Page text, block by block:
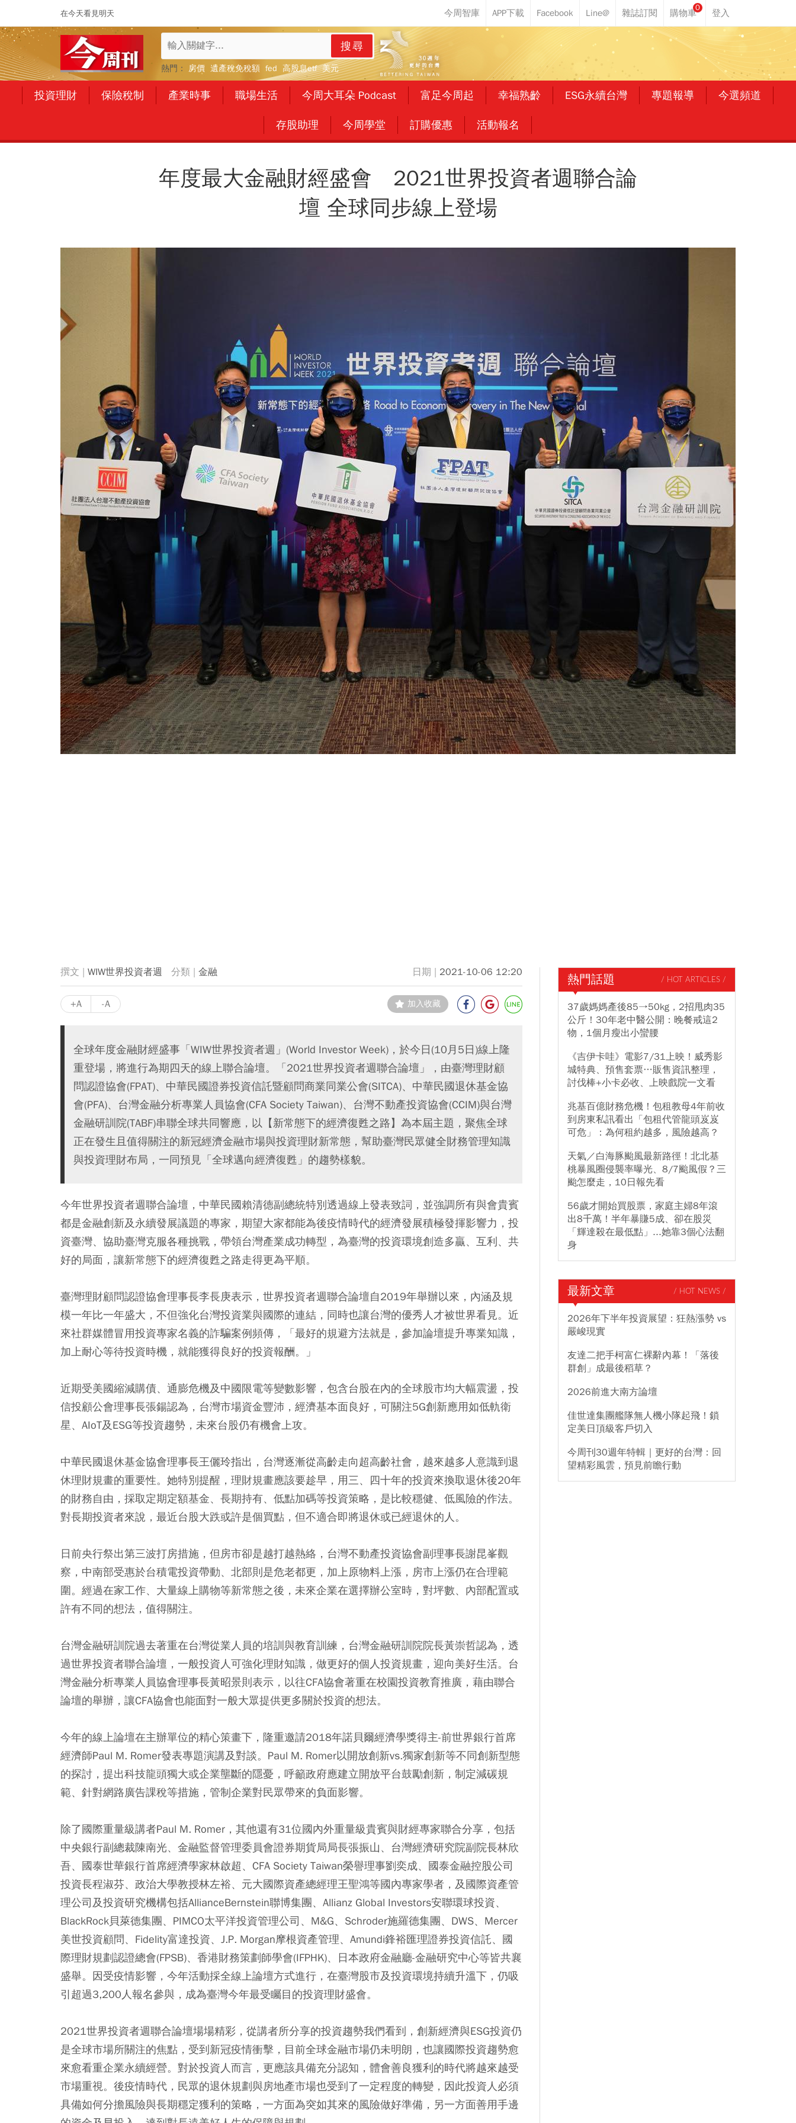
在今天看見明天
0
搜尋
熱門： 房價 遺產稅免稅額 fed 高股息etf 美元
投資理財 保險稅制 產業時事 職場生活 今周大耳朵 Podcast 富足今周起 幸福熟齡 ESG永續台灣 專題報導 今選頻道
存股助理 今周學堂 訂購優惠 活動報名
年度最大金融財經盛會 2021世界投資者週聯合論
壇 全球同步線上登場
WIW世界投資者週 金融 2021-10-06 12:20
+A -A 加入收藏
全球年度金融財經盛事「WIW世界投資者週」(World Investor Week)，於今日(10月5日)線上隆
重登場，將進行為期四天的線上聯合論壇。「2021世界投資者週聯合論壇」，由臺灣理財顧
問認證協會(FPAT)、中華民國證券投資信託暨顧問商業同業公會(SITCA)、中華民國退休基金協
會(PFA)、台灣金融分析專業人員協會(CFA Society Taiwan)、台灣不動產投資協會(CCIM)與台灣
金融研訓院(TABF)串聯全球共同響應，以【新常態下的經濟復甦之路】為本屆主題，聚焦全球
正在發生且值得關注的新冠經濟金融市場與投資理財新常態，幫助臺灣民眾健全財務管理知識
與投資理財布局，一同預見「全球邁向經濟復甦」的趨勢樣貌。
今年世界投資者週聯合論壇，中華民國賴清德副總統特別透過線上發表致詞，並強調所有與會貴賓
都是金融創新及永續發展議題的專家，期望大家都能為後疫情時代的經濟發展積極發揮影響力，投
資臺灣、協助臺灣克服各種挑戰，帶領台灣產業成功轉型，為臺灣的投資環境創造多贏、互利、共
好的局面，讓新常態下的經濟復甦之路走得更為平順。
臺灣理財顧問認證協會理事長李長庚表示，世界投資者週聯合論壇自2019年舉辦以來，內涵及規
模一年比一年盛大，不但強化台灣投資業與國際的連結，同時也讓台灣的優秀人才被世界看見。近
來社群媒體冒用投資專家名義的詐騙案例頻傳，「最好的規避方法就是，參加論壇提升專業知識，
加上耐心等待投資時機，就能獲得良好的投資報酬。」
近期受美國縮減購債、通膨危機及中國限電等變數影響，包含台股在內的全球股市均大幅震盪，投
信投顧公會理事長張鍚認為，台灣市場資金豐沛，經濟基本面良好，可關注5G創新應用如低軌衛
星、AIoT及ESG等投資趨勢，未來台股仍有機會上攻。
中華民國退休基金協會理事長王儷玲指出，台灣逐漸從高齡走向超高齡社會，越來越多人意識到退
休理財規畫的重要性。她特別提醒，理財規畫應該要趁早，用三、四十年的投資來換取退休後20年
的財務自由，採取定期定額基金、長期持有、低點加碼等投資策略，是比較穩健、低風險的作法。
對長期投資者來說，最近台股大跌或許是個買點，但不適合即將退休或已經退休的人。
日前央行祭出第三波打房措施，但房市卻是越打越熱絡，台灣不動產投資協會副理事長謝昆峯觀
察，中南部受惠於台積電投資帶動、北部則是危老都更，加上原物料上漲，房市上漲仍在合理範
圍。經過在家工作、大量線上購物等新常態之後，未來企業在選擇辦公室時，對坪數、內部配置或
許有不同的想法，值得關注。
台灣金融研訓院過去著重在台灣從業人員的培訓與教育訓練，台灣金融研訓院院長黃崇哲認為，透
過世界投資者聯合論壇，一般投資人可強化理財知識，做更好的個人投資規畫，迎向美好生活。台
灣金融分析專業人員協會理事長黃昭景則表示，以往CFA協會著重在校園投資教育推廣，藉由聯合
論壇的舉辦，讓CFA協會也能面對一般大眾提供更多關於投資的想法。
今年的線上論壇在主辦單位的精心策畫下，隆重邀請2018年諾貝爾經濟學獎得主-前世界銀行首席
經濟師Paul M. Romer發表專題演講及對談。Paul M. Romer以開放創新vs.獨家創新等不同創新型態
的探討，提出科技龍頭獨大或企業壟斷的隱憂，呼籲政府應建立開放平台鼓勵創新，制定減碳規
範、針對網路廣告課稅等措施，管制企業對民眾帶來的負面影響。
除了國際重量級講者Paul M. Romer，其他還有31位國內外重量級貴賓與財經專家聯合分享，包括
中央銀行副總裁陳南光、金融監督管理委員會證券期貨局局長張振山、台灣經濟研究院副院長林欣
吾、國泰世華銀行首席經濟學家林啟超、CFA Society Taiwan榮譽理事劉奕成、國泰金融控股公司
投資長程淑芬、政治大學教授林左裕、元大國際資產總經理王聖鴻等國內專家學者，及國際資產管
理公司及投資研究機構包括AllianceBernstein聯博集團、Allianz Global Investors安聯環球投資、
BlackRock貝萊德集團、PIMCO太平洋投資管理公司、M&G、Schroder施羅德集團、DWS、Mercer
美世投資顧問、Fidelity富達投資、J.P. Morgan摩根資產管理、Amundi鋒裕匯理證券投資信託、國
際理財規劃認證總會(FPSB)、香港財務策劃師學會(IFPHK)、日本政府金融廳-金融研究中心等皆共襄
盛舉。因受疫情影響，今年活動採全線上論壇方式進行，在臺灣股市及投資環境持續升溫下，仍吸
引超過3,200人報名參與，成為臺灣今年最受矚目的投資理財盛會。
2021世界投資者週聯合論壇場場精彩，從講者所分享的投資趨勢我們看到，創新經濟與ESG投資仍
是全球市場所關注的焦點，受到新冠疫情衝擊，目前全球金融市場仍未明朗，也讓國際投資趨勢愈
來愈看重企業永續經營。對於投資人而言，更應該具備充分認知，體會善良獲利的時代將越來越受
市場重視。後疫情時代，民眾的退休規劃與房地產市場也受到了一定程度的轉變，因此投資人必須
具備如何分擔風險與長期穩定獲利的策略，一方面為突如其來的風險做好準備，另一方面善用手邊
熱門話題 / HOT ARTICLES /
37歲媽媽產後85→50kg，2招甩肉35
公斤！30年老中醫公開：晚餐戒這2
物，1個月瘦出小蠻腰
《吉伊卡哇》電影7/31上映！威秀影
城特典、預售套票…販售資訊整理，
討伐棒+小卡必收、上映戲院一文看
兆基百億財務危機！包租教母4年前收
到房東私訊看出「包租代管龍頭岌岌
可危」：為何租約越多，風險越高？
天氣／白海豚颱風最新路徑！北北基
桃暴風圈侵襲率曝光、8/7颱風假？三
颱怎麼走，10日報先看
56歲才開始買股票，家庭主婦8年滾
出8千萬！半年暴賺5成、卻在股災
「輝達殺在最低點」...她靠3個心法翻
身
最新文章 / HOT NEWS /
2026年下半年投資展望：狂熱漲勢 vs
嚴峻現實
友達二把手柯富仁裸辭內幕！「落後
群創」成最後稻草？
2026前進大南方論壇
佳世達集團艦隊無人機小隊起飛！鎖
定美日頂級客戶切入
今周刊30週年特輯｜更好的台灣：回
望精彩風雲，預見前瞻行動